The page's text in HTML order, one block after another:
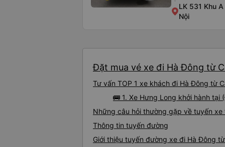
LK 531 Khu
Nội
Đặt mua vé xe đi Hà Đông từ
Tư vấn TOP 1 xe khách đi Hà Đông từ
🚌 1. Xe Hưng Long khởi hành tại
Những câu hỏi thường gặp về tuyến
Thông tin tuyến đường
Giới thiệu tuyến đường xe đi Hà Đông